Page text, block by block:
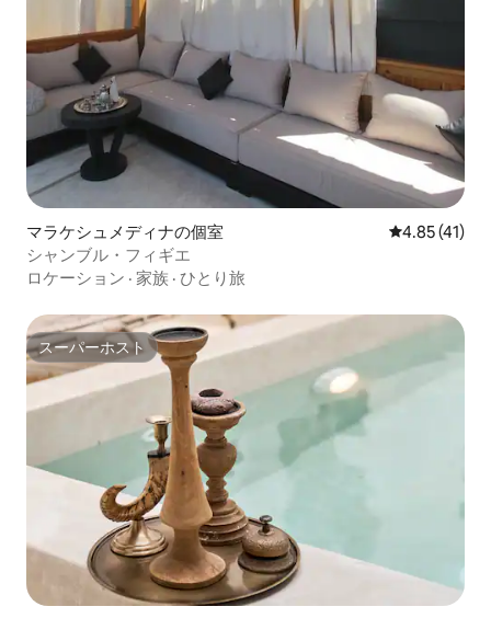
マラケシュメディナの個室 レビュー41
4.85 (41)
シャンブル・フィギエ
ロケーション · 家族 · ひとり旅
スーパーホスト
スーパーホスト